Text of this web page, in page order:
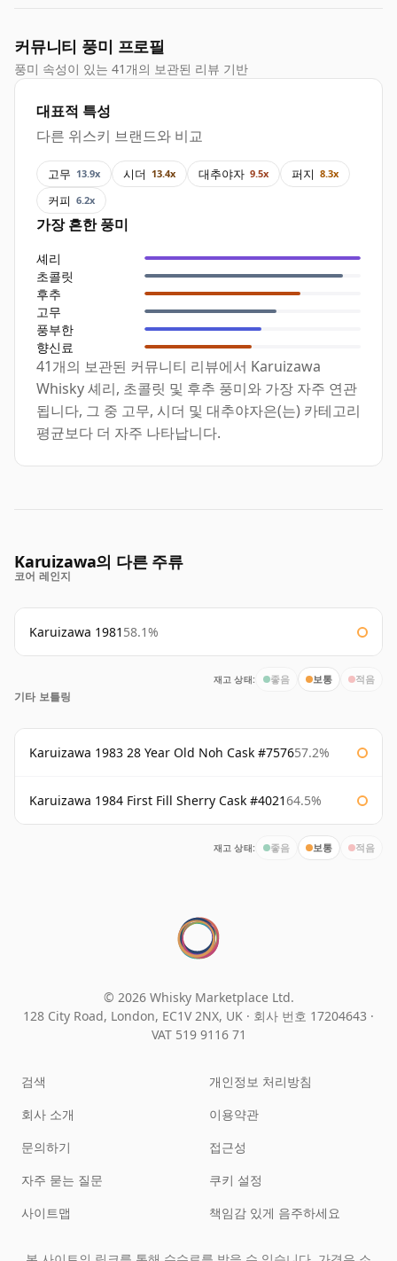
커뮤니티 풍미 프로필
풍미 속성이 있는 41개의 보관된 리뷰 기반
대표적 특성
다른 위스키 브랜드와 비교
고무 13.9x 시더 13.4x 대추야자 9.5x 퍼지 8.3x
커피 6.2x
가장 흔한 풍미
셰리
초콜릿
후추
고무
풍부한
향신료
41개의 보관된 커뮤니티 리뷰에서 Karuizawa
Whisky 셰리, 초콜릿 및 후추 풍미와 가장 자주 연관
됩니다, 그 중 고무, 시더 및 대추야자은(는) 카테고리
평균보다 더 자주 나타납니다.
Karuizawa의 다른 주류
코어 레인지
Karuizawa 1981 58.1%
재고 상태: 좋음 보통 적음
기타 보틀링
Karuizawa 1983 28 Year Old Noh Cask #757657.2%
Karuizawa 1984 First Fill Sherry Cask #402164.5%
재고 상태: 좋음 보통 적음
© 2026 Whisky Marketplace Ltd.
128 City Road, London, EC1V 2NX, UK · 회사 번호 17204643 ·
VAT 519 9116 71
검색
회사 소개
문의하기
자주 묻는 질문
사이트맵
개인정보 처리방침
이용약관
접근성
쿠키 설정
책임감 있게 음주하세요